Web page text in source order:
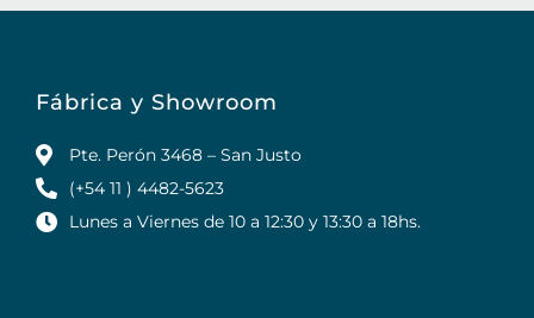
Fábrica y Showroom
Pte. Perón 3468 – San Justo
(+54 11 ) 4482-5623
Lunes a Viernes de 10 a 12:30 y 13:30 a 18hs.